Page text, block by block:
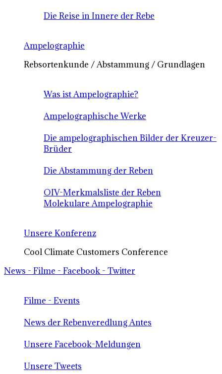
Die Reise in Innere der Rebe
Ampelographie
Rebsortenkunde / Abstammung / Grundlagen
Was ist Ampelographie?
Ampelographische Werke
Die ampelographischen Bilder der Kreuzer-
Brüder
Die Abstammung der Reben
OIV-Merkmalsliste der Reben
Molekulare Ampelographie
Unsere Konferenz
Cool Climate Customers Conference
News - Filme - Facebook - Twitter
Filme - Events
News der Rebenveredlung Antes
Unsere Facebook-Meldungen
Unsere Tweets